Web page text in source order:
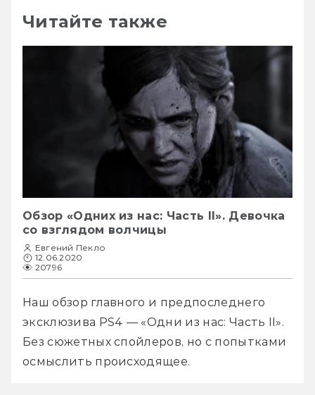
Читайте также
Обзор «Одних из нас: Часть II». Девочка
со взглядом волчицы
Евгений Пекло
12.06.2020
20796
Наш обзор главного и предпоследнего
эксклюзива PS4 — «Одни из нас: Часть II».
Без сюжетных спойлеров, но с попытками
осмыслить происходящее.